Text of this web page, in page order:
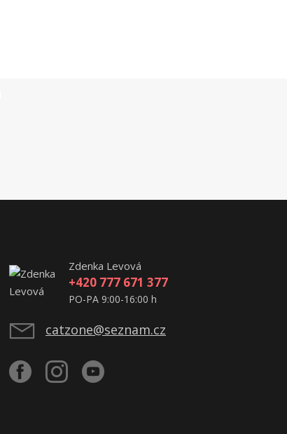
Zdenka Levová
+420 777 671 377
PO-PA 9:00-16:00 h
catzone@seznam.cz